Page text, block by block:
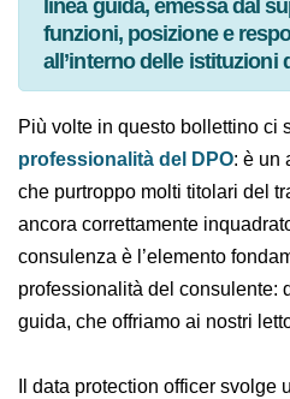
officer -DPO: leggiamo
preziosa linea guida,
chiarire funzioni,
DPO all’interno delle
europea.
Più volte in questo bollettino
professionalità del DPO: è
importantissimo, che
trattamento non hanno
inquadrato. Spesso il prezzo
professionalità del